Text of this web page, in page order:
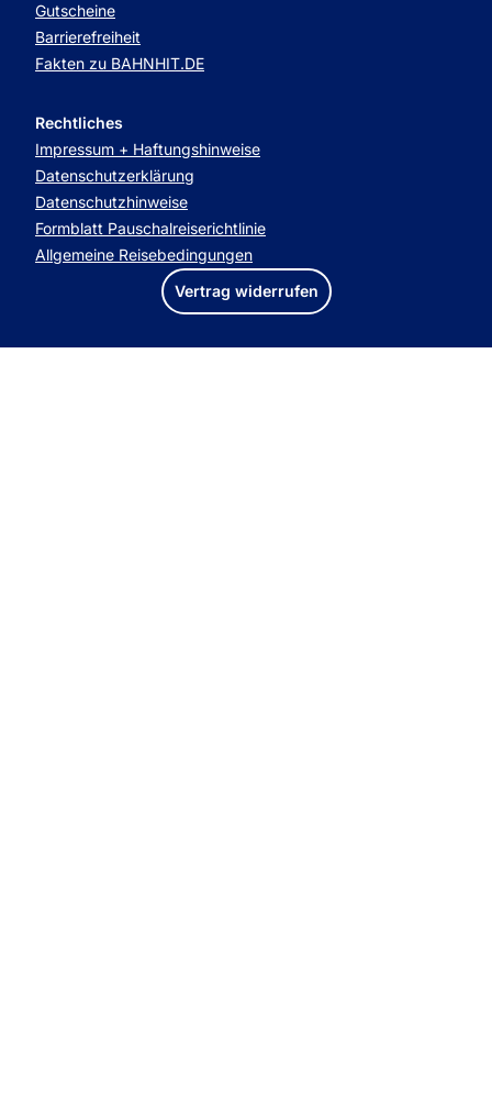
Gutscheine
Barrierefreiheit
Fakten zu BAHNHIT.DE
Rechtliches
Impressum + Haftungshinweise
Datenschutzerklärung
Datenschutzhinweise
Formblatt Pauschalreiserichtlinie
Allgemeine Reisebedingungen
Vertrag widerrufen